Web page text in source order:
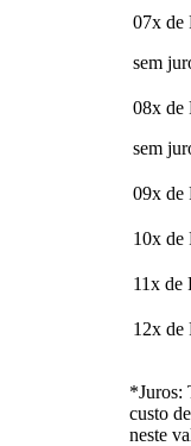
07x de
sem
08x de
sem
09x de
10x de
11x de
12x de
*Juros:
custo
neste